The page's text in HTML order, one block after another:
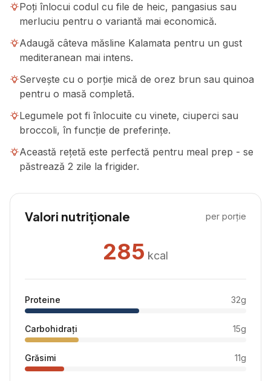
Poți înlocui codul cu file de heic, pangasius sau
merluciu pentru o variantă mai economică.
Adaugă câteva măsline Kalamata pentru un gust
mediteranean mai intens.
Servește cu o porție mică de orez brun sau quinoa
pentru o masă completă.
Legumele pot fi înlocuite cu vinete, ciuperci sau
broccoli, în funcție de preferințe.
Această rețetă este perfectă pentru meal prep - se
păstrează 2 zile la frigider.
Valori nutriționale per porție
285 kcal
Proteine 32g
Carbohidrați 15g
Grăsimi 11g